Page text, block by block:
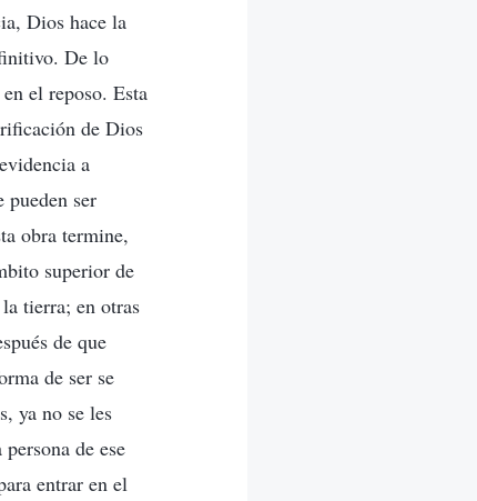
Dios hace la
De lo
el reposo. Esta
de Dios
a
pueden ser
obra termine,
superior de
tierra; en otras
de que
de ser se
ya no se les
de ese
entrar en el